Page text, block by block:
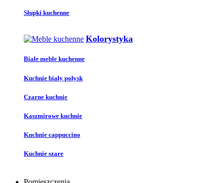
Słupki kuchenne
Kolorystyka
Biale meble kuchenne
Kuchnie biały połysk
Czarne kuchnie
Kaszmirowe kuchnie
Kuchnie cappuccino
Kuchnie szare